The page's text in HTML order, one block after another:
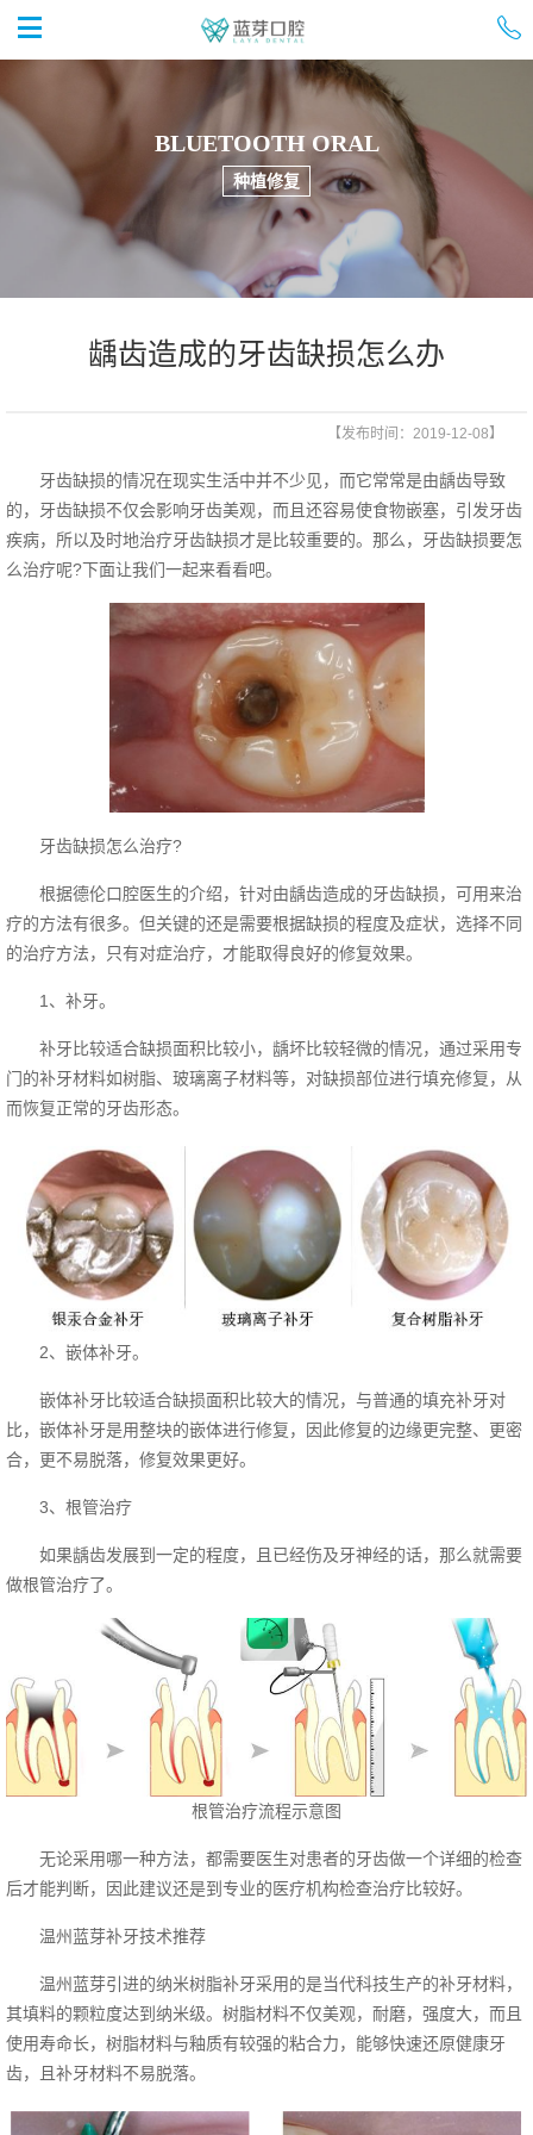
 
BLUETOOTH ORAL
种植修复
龋齿造成的牙齿缺损怎么办
【发布时间：2019-12-08】
牙齿缺损的情况在现实生活中并不少见，而它常常是由龋齿导致
的，牙齿缺损不仅会影响牙齿美观，而且还容易使食物嵌塞，引发牙齿
疾病，所以及时地治疗牙齿缺损才是比较重要的。那么，牙齿缺损要怎
么治疗呢?下面让我们一起来看看吧。
牙齿缺损怎么治疗?
根据德伦口腔医生的介绍，针对由龋齿造成的牙齿缺损，可用来治
疗的方法有很多。但关键的还是需要根据缺损的程度及症状，选择不同
的治疗方法，只有对症治疗，才能取得良好的修复效果。
1、补牙。
补牙比较适合缺损面积比较小，龋坏比较轻微的情况，通过采用专
门的补牙材料如树脂、玻璃离子材料等，对缺损部位进行填充修复，从
而恢复正常的牙齿形态。
2、嵌体补牙。
嵌体补牙比较适合缺损面积比较大的情况，与普通的填充补牙对
比，嵌体补牙是用整块的嵌体进行修复，因此修复的边缘更完整、更密
合，更不易脱落，修复效果更好。
3、根管治疗
如果龋齿发展到一定的程度，且已经伤及牙神经的话，那么就需要
做根管治疗了。
根管治疗流程示意图
无论采用哪一种方法，都需要医生对患者的牙齿做一个详细的检查
后才能判断，因此建议还是到专业的医疗机构检查治疗比较好。
温州蓝芽补牙技术推荐
温州蓝芽引进的纳米树脂补牙采用的是当代科技生产的补牙材料，
其填料的颗粒度达到纳米级。树脂材料不仅美观，耐磨，强度大，而且
使用寿命长，树脂材料与釉质有较强的粘合力，能够快速还原健康牙
齿，且补牙材料不易脱落。